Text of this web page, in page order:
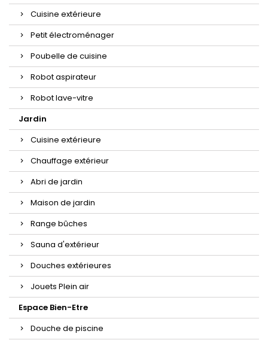
Cuisine extérieure
Petit électroménager
Poubelle de cuisine
Robot aspirateur
Robot lave-vitre
Jardin
Cuisine extérieure
Chauffage extérieur
Abri de jardin
Maison de jardin
Range bûches
Sauna d'extérieur
Douches extérieures
Jouets Plein air
Espace Bien-Etre
Douche de piscine